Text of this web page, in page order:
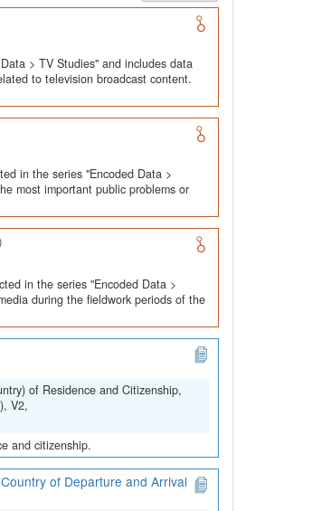
> TV Studies" and includes data
to television broadcast content.
in the series "Encoded Data >
most important public problems or
in the series "Encoded Data >
during the fieldwork periods of the
of Residence and Citizenship,
V2,
and citizenship.
of Departure and Arrival